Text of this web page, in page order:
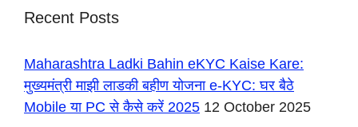
Recent Posts
Maharashtra Ladki Bahin eKYC Kaise Kare:
मुख्यमंत्री माझी लाडकी बहीण योजना e-KYC: घर बैठे
Mobile या PC से कैसे करें 2025 12 October 2025